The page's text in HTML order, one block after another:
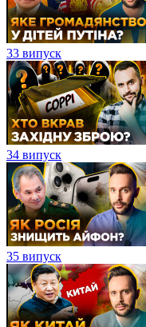
33 випуск
34 випуск
35 випуск